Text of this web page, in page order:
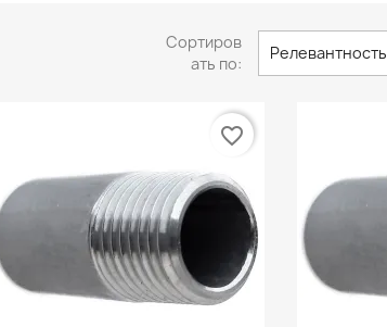
Сортиров
ать по:
Релевантность
favorite_border